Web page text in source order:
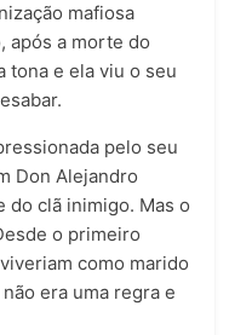
mafiosa
após a morte do
tona e ela viu o seu
pelo seu
Don Alejandro
do clã inimigo. Mas o
o primeiro
como marido
era uma regra e